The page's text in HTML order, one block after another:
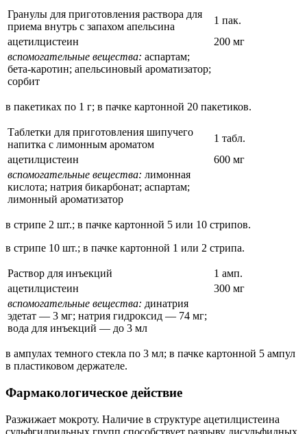
Гранулы для приготовления раствора для
приема внутрь с запахом апельсина
1 пак.
ацетилцистеин
200 мг
вспомогательные вещества: аспартам;
бета-каротин; апельсиновый ароматизатор;
сорбит
в пакетиках по 1 г; в пачке картонной 20 пакетиков.
Таблетки для приготовления шипучего
напитка с лимонным ароматом
1 табл.
ацетилцистеин
600 мг
вспомогательные вещества: лимонная
кислота; натрия бикарбонат; аспартам;
лимонный ароматизатор
в стрипе 2 шт.; в пачке картонной 5 или 10 стрипов.
в стрипе 10 шт.; в пачке картонной 1 или 2 стрипа.
Раствор для инъекций
1 амп.
ацетилцистеин
300 мг
вспомогательные вещества: динатрия
эдетат — 3 мг; натрия гидроксид — 74 мг;
вода для инъекций — до 3 мл
в ампулах темного стекла по 3 мл; в пачке картонной 5 ампул
в пластиковом держателе.
Фармакологическое действие
Разжижает мокроту. Наличие в структуре ацетилцистеина
сульфгидрильных групп способствует разрыву дисульфидных